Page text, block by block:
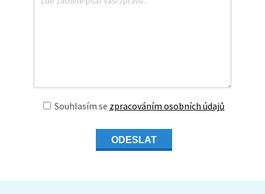
Souhlasím se zpracováním osobních údajů
ODESLAT